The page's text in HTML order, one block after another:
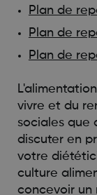
Plan de
Plan de
Plan de
vivre et du
sociales que
discuter en
votre
culture
concevoir un